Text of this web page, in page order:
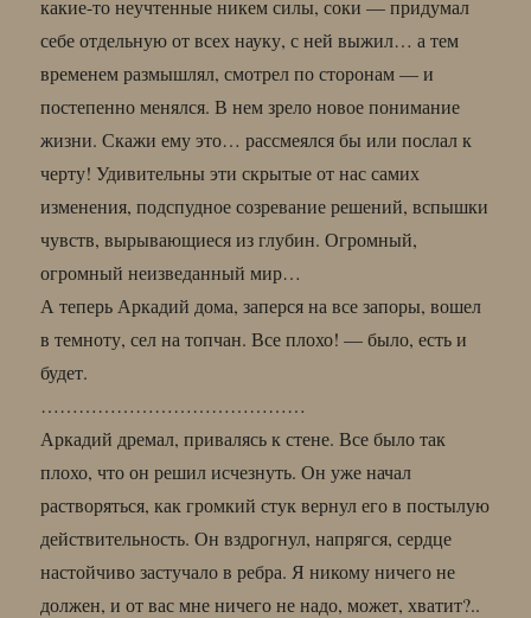
какие-то неучтенные никем силы, соки — придумал
себе отдельную от всех науку, с ней выжил… а тем
временем размышлял, смотрел по сторонам — и
постепенно менялся. В нем зрело новое понимание
жизни. Скажи ему это… рассмеялся бы или послал к
черту! Удивительны эти скрытые от нас самих
изменения, подспудное созревание решений, вспышки
чувств, вырывающиеся из глубин. Огромный,
огромный неизведанный мир…
А теперь Аркадий дома, заперся на все запоры, вошел
в темноту, сел на топчан. Все плохо! — было, есть и
будет.
……………………………………
Аркадий дремал, привалясь к стене. Все было так
плохо, что он решил исчезнуть. Он уже начал
растворяться, как громкий стук вернул его в постылую
действительность. Он вздрогнул, напрягся, сердце
настойчиво застучало в ребра. Я никому ничего не
должен, и от вас мне ничего не надо, может, хватит?..